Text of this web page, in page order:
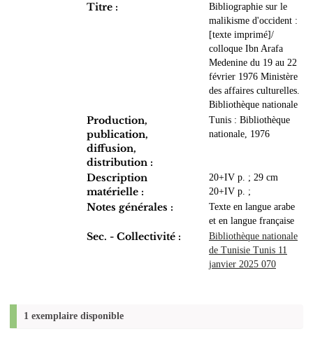
Titre :
Bibliographie sur le
malikisme d'occident :
[texte imprimé]/
colloque Ibn Arafa
Medenine du 19 au 22
février 1976 Ministère
des affaires culturelles.
Bibliothèque nationale
Production,
publication,
diffusion,
distribution :
Tunis : Bibliothèque
nationale, 1976
Description
matérielle :
20+IV p. ; 29 cm
20+IV p. ;
Notes générales :
Texte en langue arabe
et en langue française
Sec. - Collectivité :
Bibliothèque nationale
de Tunisie Tunis 11
janvier 2025 070
1 exemplaire disponible